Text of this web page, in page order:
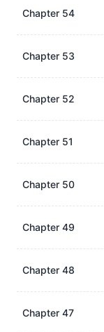
Chapter 54
Chapter 53
Chapter 52
Chapter 51
Chapter 50
Chapter 49
Chapter 48
Chapter 47